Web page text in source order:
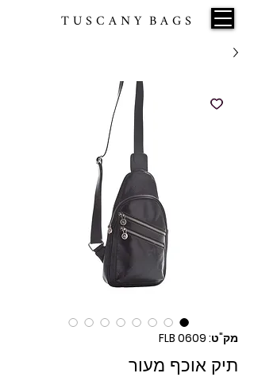
T U S C A N Y B A G S
מק"ט: FLB 0609
תיק אוכף מעור